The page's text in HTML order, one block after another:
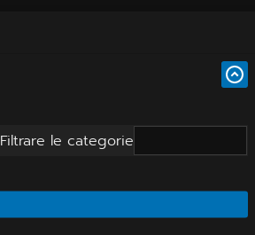
Filtrare le categorie